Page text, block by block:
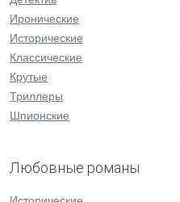
Иронические
Исторические
Классические
Крутые
Триллеры
Шпионские
Любовные романы